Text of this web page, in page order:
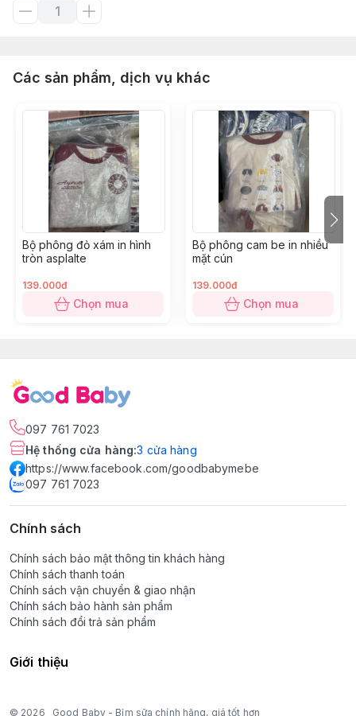
Các sản phẩm, dịch vụ khác
Bộ phông đỏ xám in hình
tròn asplalte
139.000đ
Chọn mua
Bộ phông cam be in nhiều
mặt cún
139.000đ
Chọn mua
097 761 7023
Hệ thống cửa hàng:3 cửa hàng
https://www.facebook.com/goodbabymebe
097 761 7023
Chính sách
Chính sách bảo mật thông tin khách hàng
Chính sách thanh toán
Chính sách vận chuyển & giao nhận
Chính sách bảo hành sản phẩm
Chính sách đổi trả sản phẩm
Giới thiệu
© 2026 Good Baby - Bỉm sữa chính hãng, giá tốt hơn